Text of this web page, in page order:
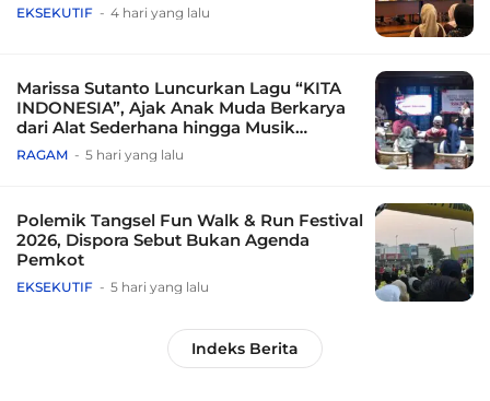
EKSEKUTIF 4 hari yang lalu
Marissa Sutanto Luncurkan Lagu “KITA
INDONESIA”, Ajak Anak Muda Berkarya
dari Alat Sederhana hingga Musik
Tradisional
RAGAM 5 hari yang lalu
Polemik Tangsel Fun Walk & Run Festival
2026, Dispora Sebut Bukan Agenda
Pemkot
EKSEKUTIF 5 hari yang lalu
Indeks Berita